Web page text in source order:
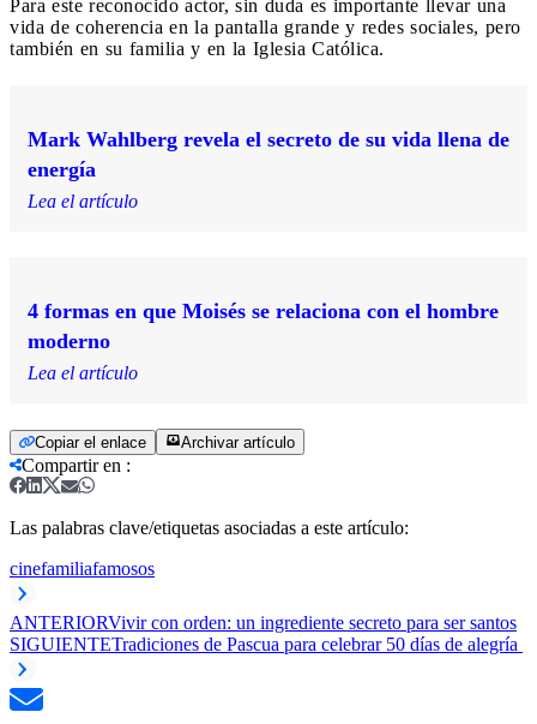
Para este reconocido actor, sin duda es importante llevar una
vida de coherencia en la pantalla grande y redes sociales, pero
también en su familia y en la Iglesia Católica.
Mark Wahlberg revela el secreto de su vida llena de
energía
Lea el artículo
4 formas en que Moisés se relaciona con el hombre
moderno
Lea el artículo
Copiar el enlace Archivar artículo
Compartir en :
Las palabras clave/etiquetas asociadas a este artículo:
cinefamiliafamosos
ANTERIORVivir con orden: un ingrediente secreto para ser santos
SIGUIENTETradiciones de Pascua para celebrar 50 días de alegría